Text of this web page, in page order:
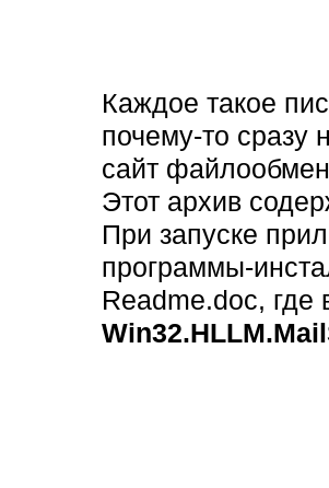
Каждое такое
почему-то сразу
сайт
Этот архив
При запуске
программы-
Readme.doc,